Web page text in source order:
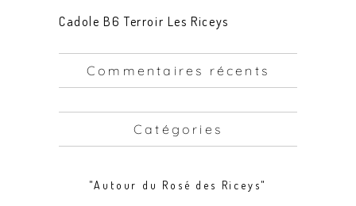
Cadole B6 Terroir Les Riceys
Commentaires récents
Catégories
"Autour du Rosé des Riceys"